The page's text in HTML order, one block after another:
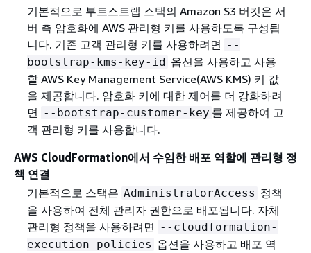
기본적으로 부트스트랩 스택의 Amazon S3 버킷은 서
버 측 암호화에 AWS 관리형 키를 사용하도록 구성됩
니다. 기존 고객 관리형 키를 사용하려면 --
bootstrap-kms-key-id 옵션을 사용하고 사용
할 AWS Key Management Service(AWS KMS) 키 값
을 제공합니다. 암호화 키에 대한 제어를 더 강화하려
면 --bootstrap-customer-key 를 제공하여 고
객 관리형 키를 사용합니다.
AWS CloudFormation에서 수임한 배포 역할에 관리형 정
책 연결
기본적으로 스택은 AdministratorAccess 정책
을 사용하여 전체 관리자 권한으로 배포됩니다. 자체
관리형 정책을 사용하려면 --cloudformation-
execution-policies 옵션을 사용하고 배포 역